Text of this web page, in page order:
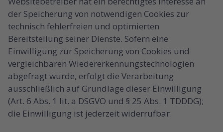
der Speicherung von notwendigen Cookies zur
technisch fehlerfreien und optimierten
Bereitstellung seiner Dienste. Sofern eine
Einwilligung zur Speicherung von Cookies und
vergleichbaren Wiedererkennungstechnologien
abgefragt wurde, erfolgt die Verarbeitung
ausschließlich auf Grundlage dieser Einwilligung
(Art. 6 Abs. 1 lit. a DSGVO und § 25 Abs. 1 TDDDG);
die Einwilligung ist jederzeit widerrufbar.